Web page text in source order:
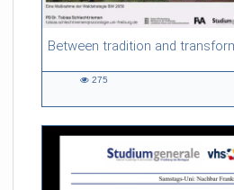
54:13 duration
275